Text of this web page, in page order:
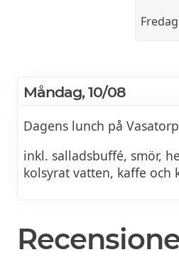
Fredag
Måndag, 10/08
Dagens lunch på
inkl. salladsbuffé, smör,
kolsyrat vatten, kaffe och